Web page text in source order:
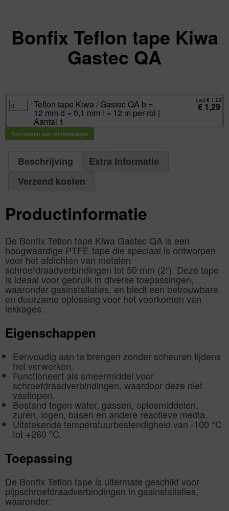
Bonfix Teflon tape Kiwa
Gastec QA
Teflon
tape
Kiwa
QA
=
rol
|
Aantal
Teflon tape Kiwa / Gastec QA b =
12 mm d = 0,1 mm l = 12 m per rol |
Aantal 1
excl.€ 1,29
€ 1,29
Toevoegen aan winkelwagen
Beschrijving
Extra Informatie
Verzend kosten
Productinformatie
De Bonfix Teflon tape Kiwa Gastec QA is een
hoogwaardige PTFE-tape die speciaal is ontworpen
voor het afdichten van metalen
schroefdraadverbindingen tot 50 mm (2″). Deze tape
is ideaal voor gebruik in diverse toepassingen,
waaronder gasinstallaties, en biedt een betrouwbare
en duurzame oplossing voor het voorkomen van
lekkages.
Eigenschappen
Eenvoudig aan te brengen zonder scheuren tijdens
het verwerken.
Functioneert als smeermiddel voor
schroefdraadverbindingen, waardoor deze niet
vastlopen.
Bestand tegen water, gassen, oplosmiddelen,
zuren, logen, basen en andere reactieve media.
Uitstekende temperatuurbestendigheid van -100 °C
tot +260 °C.
Toepassing
De Bonfix Teflon tape is uitermate geschikt voor
pijpschroefdraadverbindingen in gasinstallaties,
waaronder: